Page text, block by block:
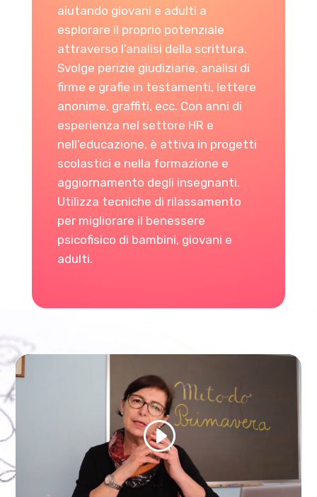
aiutando giovani e adulti a
esplorare il proprio potenziale
attraverso l’analisi della scrittura.
Svolge perizie giudiziarie, analisi di
firme e grafie in testamenti, lettere
anonime, graffiti, ecc. Con anni di
esperienza nel settore HR e
nell’educazione, è attiva in progetti
scolastici e nella formazione e
aggiornamento degli insegnanti.
Utilizza tecniche di rilassamento
per migliorare il benessere
psicofisico di bambini, giovani e
adulti.